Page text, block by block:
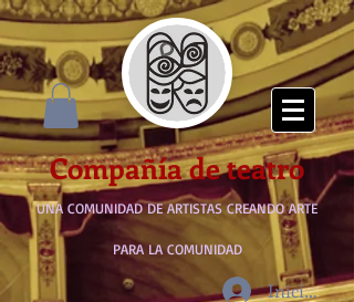
Compañía de teatro
UNA COMUNIDAD DE ARTISTAS CREANDO ARTE
PARA LA COMUNIDAD
Iniciar